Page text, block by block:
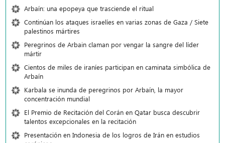
Arbaín: una epopeya que trasciende el ritual
Continúan los ataques israelíes en varias zonas de Gaza / Siete
palestinos mártires
Peregrinos de Arbain claman por vengar la sangre del líder
mártir
Cientos de miles de iraníes participan en caminata simbólica de
Arbaín
Karbala se inunda de peregrinos por Arbaín, la mayor
concentración mundial
El Premio de Recitación del Corán en Qatar busca descubrir
talentos excepcionales en la recitación
Presentación en Indonesia de los logros de Irán en estudios